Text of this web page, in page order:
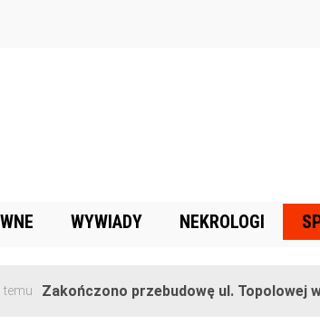
WYWIADY NEKROLOGI
przebudowę ul. Topolowej w